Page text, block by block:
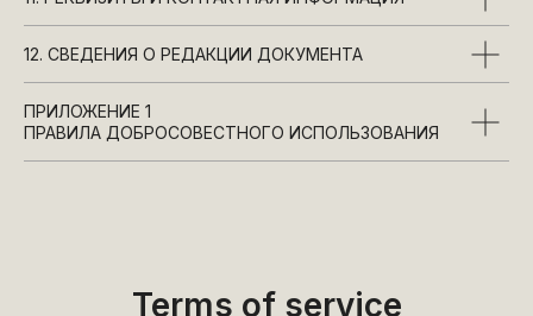
12. СВЕДЕНИЯ О РЕДАКЦИИ ДОКУМЕНТА
ПРИЛОЖЕНИЕ 1
ПРАВИЛА ДОБРОСОВЕСТНОГО ИСПОЛЬЗОВАНИЯ
Terms of service